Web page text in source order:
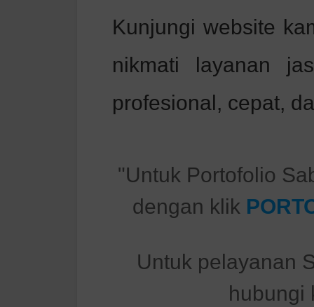
Kunjungi website
nikmati layanan
profesional, cepat,
"Untuk Portofolio
dengan klik
Untuk pelayanan
hubungi